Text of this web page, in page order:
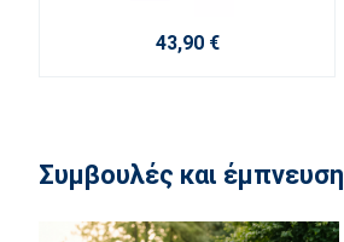
43,90 €
Συμβουλές και έμπνευση